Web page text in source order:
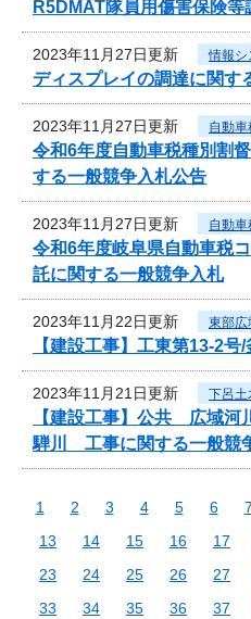
R5DMAT隊員用傷害保険
2023年11月27日更新 情報シ
ディスプレイの調達に関す
2023年11月27日更新 自動
令和6年度自動車税種別割
する一般競争入札公告
2023年11月27日更新 自動
令和6年度岐阜県自動車税
託に関する一般競争入札
2023年11月22日更新 東部広
【建設工事】工東第13-2
2023年11月21日更新 下呂土
【建設工事】公共 広域
騨川 工事に関する一般競
1 2 3 4 5 6 7
13
14 15 16 17
23
24 25 26 27
33
34 35 36 37